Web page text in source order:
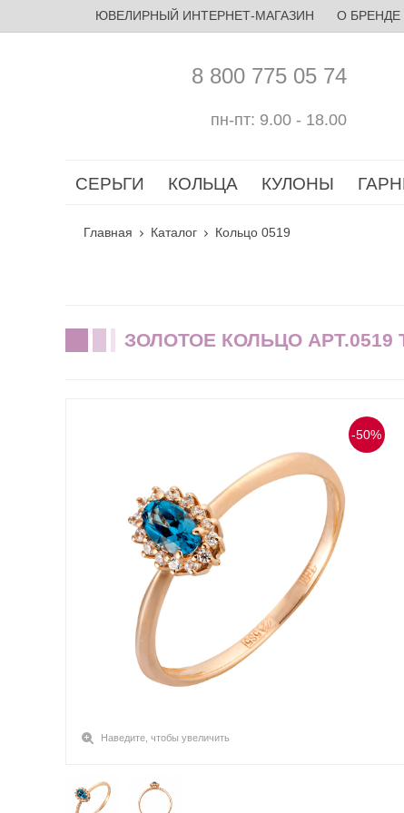
ЮВЕЛИРНЫЙ ИНТЕРНЕТ-МАГАЗИН О БРЕНДЕ
8 800 775 05 74
пн-пт: 9.00 - 18.00
СЕРЬГИ КОЛЬЦА КУЛОНЫ
Главная Каталог Кольцо 0519
ЗОЛОТОЕ КОЛЬЦО АРТ.0519
-50%
Наведите, чтобы увеличить